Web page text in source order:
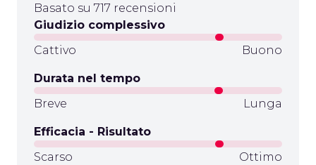
Basato su 717 recensioni
Giudizio complessivo
Cattivo
Buono
Durata nel tempo
Breve
Lunga
Efficacia - Risultato
Scarso
Ottimo